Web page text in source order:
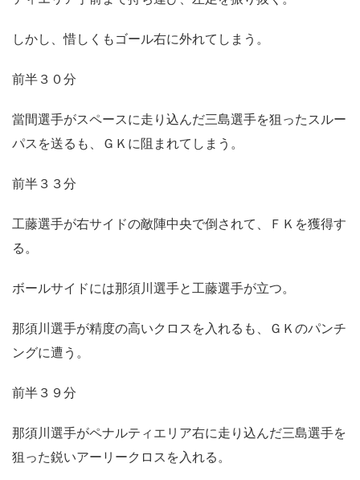
しかし、惜しくもゴール右に外れてしまう。
前半３０分
當間選手がスペースに走り込んだ三島選手を狙ったスルー
パスを送るも、ＧＫに阻まれてしまう。
前半３３分
工藤選手が右サイドの敵陣中央で倒されて、ＦＫを獲得す
る。
ボールサイドには那須川選手と工藤選手が立つ。
那須川選手が精度の高いクロスを入れるも、ＧＫのパンチ
ングに遭う。
前半３９分
那須川選手がペナルティエリア右に走り込んだ三島選手を
狙った鋭いアーリークロスを入れる。